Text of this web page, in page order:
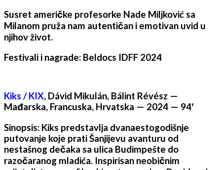
Susret američke profesorke Nade Miljković sa
Milanom pruža nam autentičan i emotivan uvid u
njihov život.
Festivali i nagrade: Beldocs IDFF 2024
Kiks / KIX, Dávid Mikulán, Bálint Révész —
Mađarska, Francuska, Hrvatska — 2024 — 94′
Sinopsis: Kiks predstavlja dvanaestogodišnje
putovanje koje prati Šanjijevu avanturu od
nestašnog dečaka sa ulica Budimpešte do
razočaranog mladića. Inspirisan neobičnim